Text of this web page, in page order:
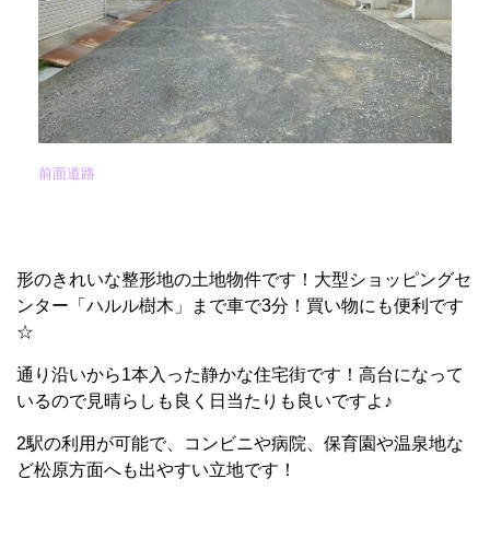
前面道路
形のきれいな整形地の土地物件です！大型ショッピングセ
ンター「ハルル樹木」まで車で3分！買い物にも便利です
☆
通り沿いから1本入った静かな住宅街です！高台になって
いるので見晴らしも良く日当たりも良いですよ♪
2駅の利用が可能で、コンビニや病院、保育園や温泉地な
ど松原方面へも出やすい立地です！